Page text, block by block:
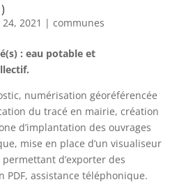
24, 2021 | communes
: eau potable et
numérisation géoréférencée
du tracé en mairie, création
d’implantation des ouvrages
mise en place d’un visualiseur
d’exporter des
PDF, assistance téléphonique.